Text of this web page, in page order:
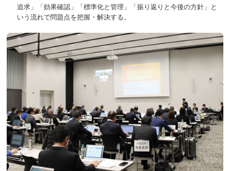
追求」「効果確認」「標準化と管理」「振り返りと今後の方針」と
いう流れで問題点を把握・解決する。